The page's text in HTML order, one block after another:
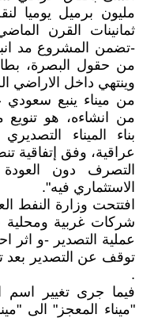
مليون برميل يوميا
ثمانينات القرن
-تضمن المشروع مد
وينتهي داخل الاراضي
من ميناء ينبع سعودي
من انشاءه، هو تنويع
بناء الميناء
عراقية، وفق
التصرف دون العودة
الاستثماري فيه".
افتتحت وزارة النفط
شركات غربية ومحلية
عملية التصدير -و اثر
.
فيما جرى تغيير اسم